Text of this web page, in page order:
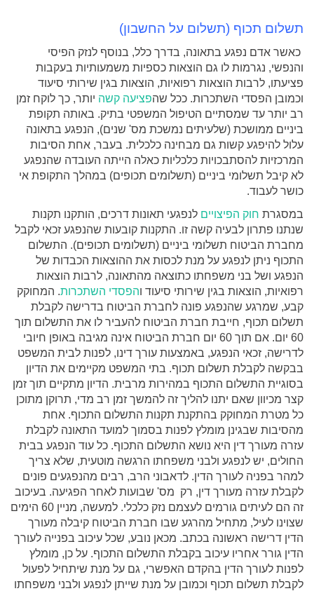
תשלום תכוף (תשלום על החשבון)
כאשר אדם נפגע בתאונה, בדרך כלל, בנוסף לנזק הפיסי
והנפשי, נגרמות לו גם הוצאות כספיות משמעותיות בעקבות
פציעתו, לרבות הוצאות רפואיות, הוצאות בגין שירותי סיעוד
וכמובן הפסדי השתכרות. ככל שהפציעה קשה יותר, כך לוקח זמן
רב יותר עד שמסתיים הטיפול המשפטי בתיק. באותה תקופת
ביניים ממושכת (שלעיתים נמשכת מס' שנים), הנפגע בתאונה
עלול להיפגע קשות גם מבחינה כלכלית. בעבר, אחת הסיבות
המרכזיות להסתבכויות כלכליות כאלה הייתה העובדה שהנפגע
לא קיבל תשלומי ביניים (תשלומים תכופים) במהלך התקופת אי
כושר לעבוד.
במסגרת חוק הפיצויים לנפגעי תאונות דרכים, הותקנו תקנות
שנתנו פתרון לבעיה קשה זו. התקנות קובעות שהנפגע זכאי לקבל
מחברת הביטוח תשלומי ביניים (תשלומים תכופים). התשלום
התכוף ניתן לנפגע על מנת לכסות את ההוצאות הכבדות של
הנפגע ושל בני משפחתו כתוצאה מהתאונה, לרבות הוצאות
רפואיות, הוצאות בגין שירותי סיעוד והפסדי השתכרות. המחוקק
קבע, שמרגע שהנפגע פונה לחברת הביטוח בדרישה לקבלת
תשלום תכוף, חייבת חברת הביטוח להעביר לו את התשלום תוך
60 יום. אם תוך 60 יום חברת הביטוח אינה מגיבה באופן חיובי
לדרישה, זכאי הנפגע, באמצעות עורך דינו, לפנות לבית המשפט
בבקשה לקבלת תשלום תכוף. בתי המשפט מקיימים את הדיון
בסוגיית התשלום התכוף במהירות מרבית. הדיון מתקיים תוך זמן
קצר מכיוון שאם יתנו להליך זה להמשך זמן רב מדי, תרוקן מתוכן
כל מטרת המחוקק בהתקנת תקנות התשלום התכוף. אחת
מהסיבות שבגינן מומלץ לפנות בסמוך למועד התאונה לקבלת
עזרה מעורך דין היא נושא התשלום התכוף. כל עוד הנפגע בבית
החולים, יש לנפגע ולבני משפחתו הרגשה מוטעית, שלא צריך
למהר בפניה לעורך הדין. לדאבוני הרב, רבים מהנפגעים פונים
לקבלת עזרה מעורך דין, רק מס' שבועות לאחר הפגיעה. בעיכוב
זה הם לעיתים גורמים לעצמם נזק כלכלי. למעשה, מניין 60 הימים
שצוינו לעיל, מתחיל מהרגע שבו חברת הביטוח קיבלה מעורך
הדין דרישה ראשונה בכתב. מכאן נובע, שכל עיכוב בפנייה לעורך
הדין גורר אחריו עיכוב בקבלת התשלום התכוף. על כן, מומלץ
לפנות לעורך הדין בהקדם האפשרי, גם על מנת שיתחיל לפעול
לקבלת תשלום תכוף וכמובן על מנת שייתן לנפגע ולבני משפחתו